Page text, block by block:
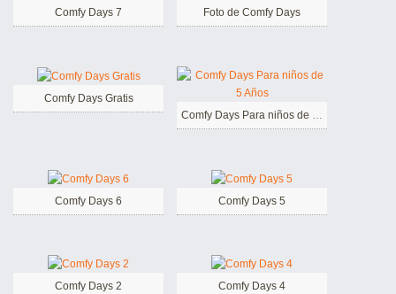
Comfy Days 7 Foto de Comfy Days
Comfy Days Gratis
Comfy Days Para niños de 5 Años
Comfy Days 6 Comfy Days 5
Comfy Days 2 Comfy Days 4